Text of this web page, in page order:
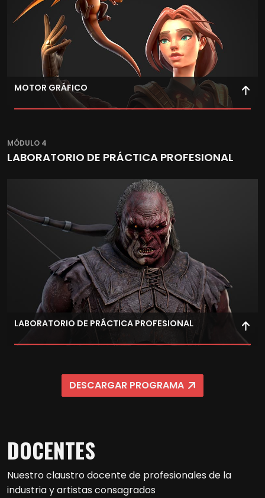
MOTOR GRÁFICO
las principales aplicaciones de 3D y dótalas de vida,
exprimiendo al máximo los recursos en tiempo real que
brinda este motor.
MÓDULO 4
LABORATORIO DE PRÁCTICA PROFESIONAL
LABORATORIO DE PRÁCTICA PROFESIONAL
conocimientos adquiridos en una de las empresas del
ecosistema de Voxel School, dentro de un contexto de
producción artística para Videojuegos AAA.
DESCARGAR PROGRAMA
DOCENTES
Nuestro claustro docente de profesionales de la
industria y artistas consagrados